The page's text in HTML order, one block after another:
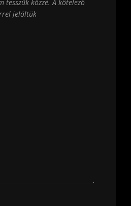
tesszük közzé. A kötelező
jelöltük